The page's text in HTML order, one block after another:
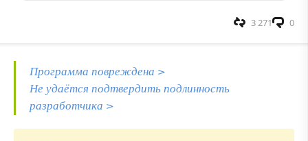
0
3 271
Программа повреждена >
Не удаётся подтвердить подлинность
разработчика >